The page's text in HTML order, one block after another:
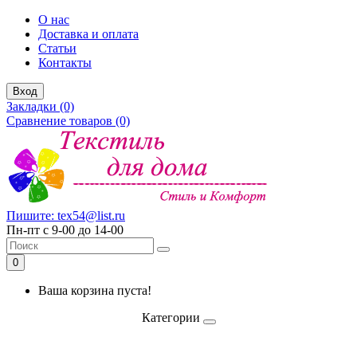
О нас
Доставка и оплата
Статьи
Контакты
Вход
Закладки (0)
Сравнение товаров (0)
Пишите: tex54@list.ru
Пн-пт с 9-00 до 14-00
0
Ваша корзина пуста!
Категории